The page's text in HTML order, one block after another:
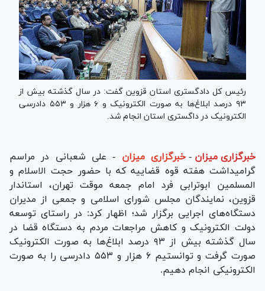
رئیس کل دادگستری استان قزوین گفت: در سال گذشته بیش از
۹۳ درصد ابلاغ‌ها به صورت الکترونیک و ۶ هزار و ۵۵۳ دادرسی
الکترونیک در داگستری استان انجام شد.
خبرگزاری میزان - خبرگزاری میزان - علی شعبانی در مراسم
گرامیداشت هفته قوه قضاییه که با حضور حجت الاسلام و
المسلمین ابوترابی فرد امام جمعه موقت تهران، استاندار
قزوین، نمایندگان مجلس شورای اسلامی و جمعی از مدیران
دستگاه‌های اجرایی برگزار شد؛ اظهار کرد: در راستای توسعه
دولت الکترونیک و کاهش مراجعات مردم به دستگاه قضا در
سال گذشته بیش از ۹۳ درصد ابلاغ‌ها به صورت الکترونیک
صورت گرفت و توانستیم ۶ هزار و ۵۵۳ دادرسی را به صورت
الکترونیکی انجام دهیم.